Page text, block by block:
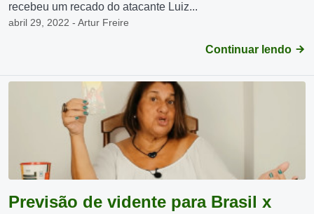
recebeu um recado do atacante Luiz...
abril 29, 2022 - Artur Freire
Continuar lendo
Previsão de vidente para Brasil x